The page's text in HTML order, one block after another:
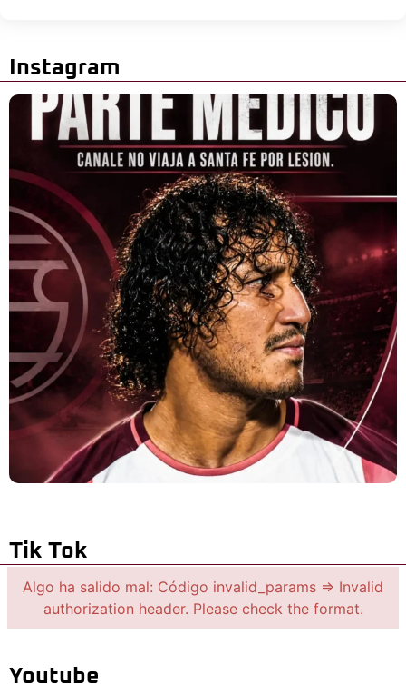
Instagram
Tik Tok
Algo ha salido mal: Código invalid_params => Invalid
authorization header. Please check the format.
Youtube